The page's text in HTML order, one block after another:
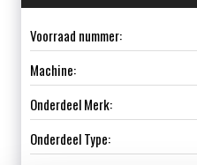
Voorraad nummer:
Machine:
Onderdeel Merk:
Onderdeel Type: